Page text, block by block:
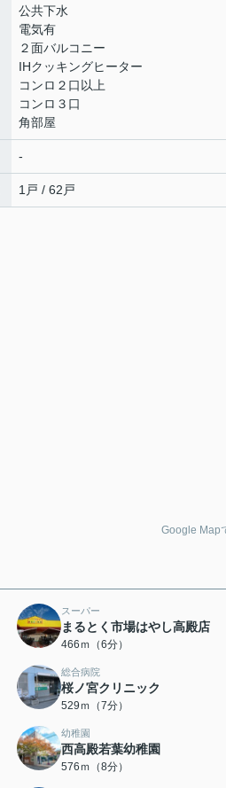
公共下水
電気有
２面バルコニー
IHクッキングヒーター
コンロ２口以上
コンロ３口
角部屋
-
1戸 / 62戸
Google Map
スーパー
まるとく市場はやし高殿店
466ｍ（6分）
総合病院
桜ノ宮クリニック
529ｍ（7分）
幼稚園
西高殿若葉幼稚園
576ｍ（8分）